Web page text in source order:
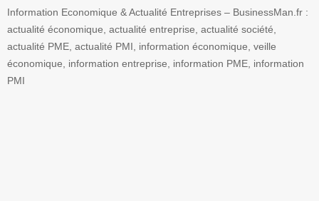
Information Economique & Actualité Entreprises – BusinessMan.fr :
actualité économique, actualité entreprise, actualité société,
actualité PME, actualité PMI, information économique, veille
économique, information entreprise, information PME, information
PMI